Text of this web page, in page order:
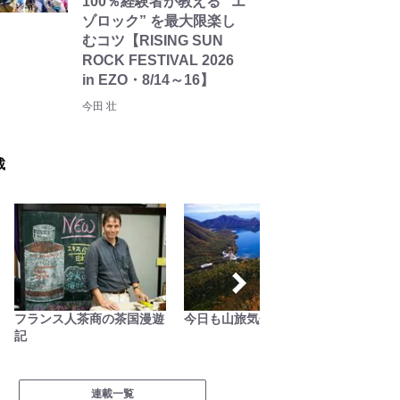
ゾロック” を最大限楽し
むコツ【RISING SUN
ROCK FESTIVAL 2026
in EZO・8/14～16】
今田 壮
フランス人茶商の茶国漫遊
記
今日も山旅気分
連載一覧